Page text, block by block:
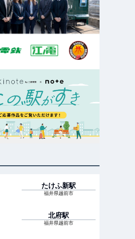
たけふ新駅
福井県越前市
北府駅
福井県越前市